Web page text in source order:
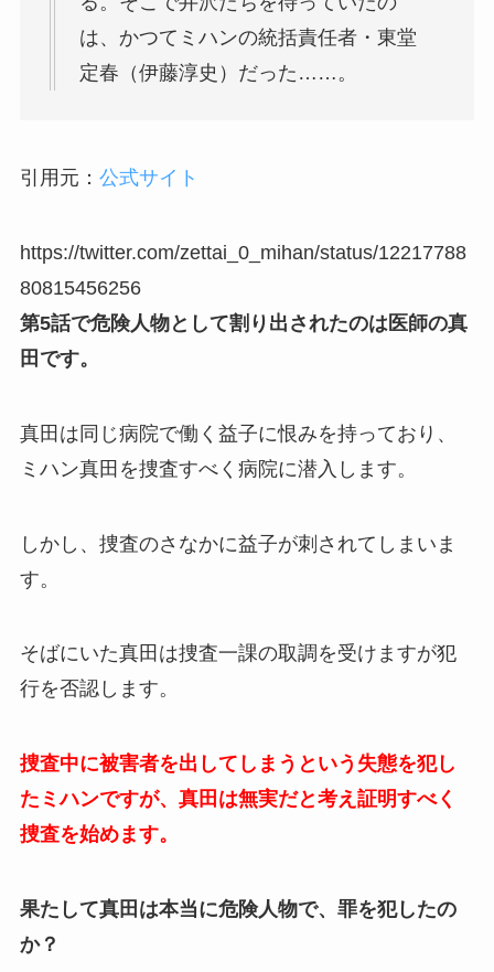
は、かつてミハンの統括責任者・東堂
定春（伊藤淳史）だった……。
引用元： 公式サイト
https://twitter.com/zettai_0_mihan/status/12217788
80815456256
第5話で危険人物として割り出されたのは医師の真
田です。
真田は同じ病院で働く益子に恨みを持っており、
ミハン真田を捜査すべく病院に潜入します。
しかし、捜査のさなかに益子が刺されてしまいま
す。
そばにいた真田は捜査一課の取調を受けますが犯
行を否認します。
捜査中に被害者を出してしまうという失態を犯し
たミハンですが、真田は無実だと考え証明すべく
捜査を始めます。
果たして真田は本当に危険人物で、罪を犯したの
か？